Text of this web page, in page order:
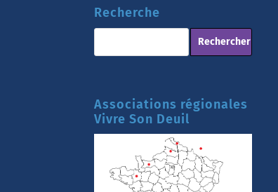
Recherche
Associations régionales
Vivre Son Deuil